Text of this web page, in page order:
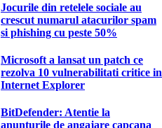
Jocurile din retelele sociale au
crescut numarul atacurilor spam
si phishing cu peste 50%
Microsoft a lansat un patch ce
rezolva 10 vulnerabilitati critice in
Internet Explorer
BitDefender: Atentie la
anunturile de angajare capcana